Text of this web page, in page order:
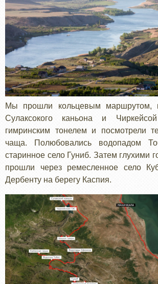
Мы прошли кольцевым маршрутом,
Сулаксокого каньона и
гимринским тонелем и посмотрели
чаща. Полюбовались водопадом
старинное село Гуниб. Затем глухими
прошли через ремесленное село
Дербенту на берегу Каспия.